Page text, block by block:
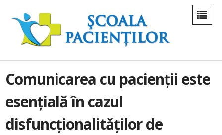
Comunicarea cu pacienții este
esențială în cazul
disfuncționalităților de